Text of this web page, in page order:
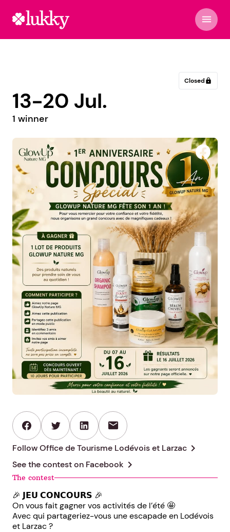
menu
Closed lock
13-20 Jul.
1 winner
Office de Tourisme Lodévois et Larzac
mail
Follow Office de Tourisme Lodévois et Larzac chevron_right
See the contest on Facebook chevron_right
The contest
🎉 𝗝𝗘𝗨 𝗖𝗢𝗡𝗖𝗢𝗨𝗥𝗦 🎉
On vous fait gagner vos activités de l’été 🤩
Avec qui partageriez-vous une escapade en Lodévois
et Larzac ?